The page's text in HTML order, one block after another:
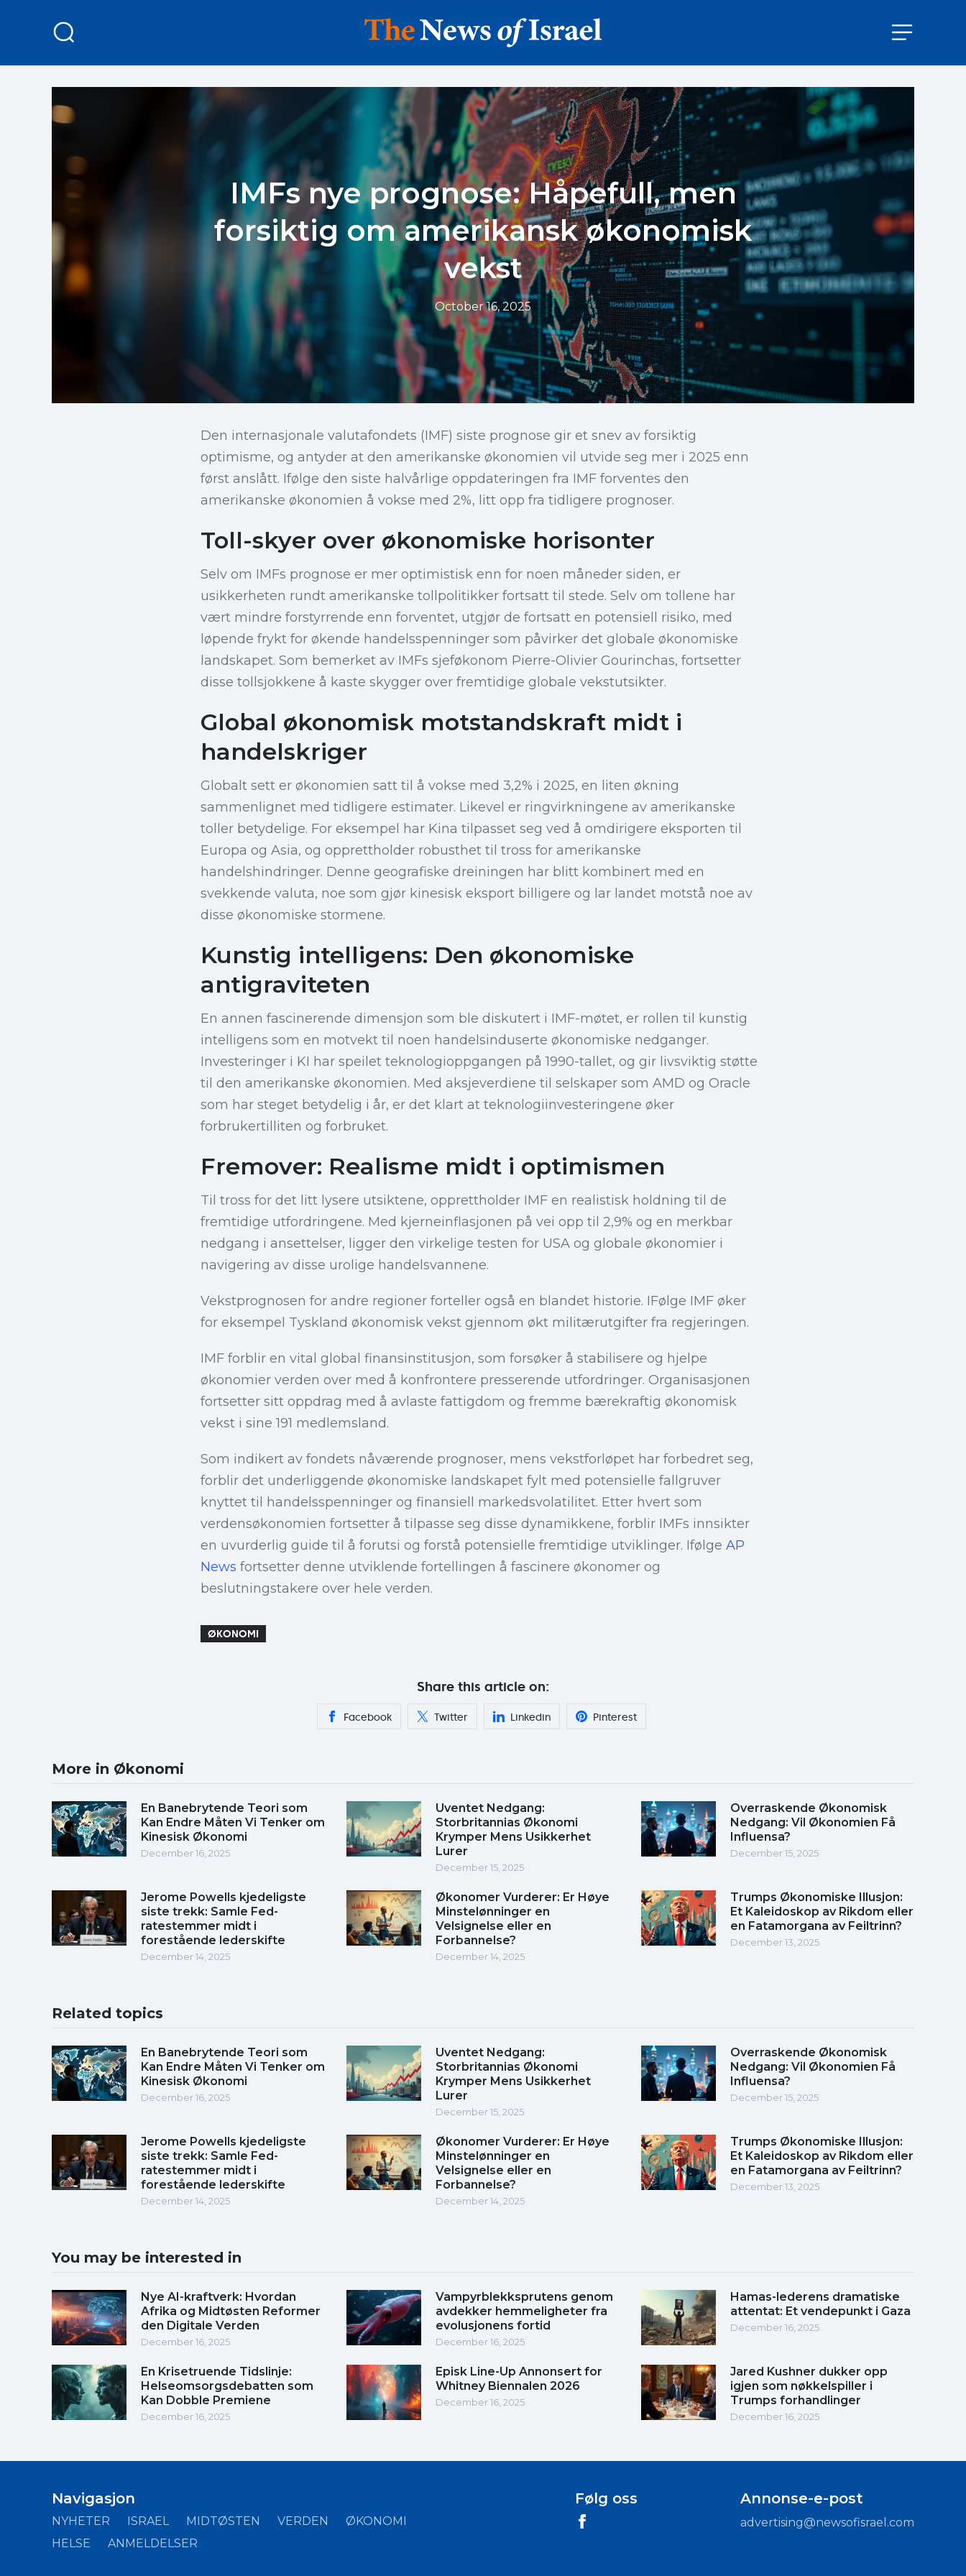
IMFs nye prognose: Håpefull, men
forsiktig om amerikansk økonomisk
vekst
October 16, 2025
Den internasjonale valutafondets (IMF) siste prognose gir et snev av forsiktig
optimisme, og antyder at den amerikanske økonomien vil utvide seg mer i 2025 enn
først anslått. Ifølge den siste halvårlige oppdateringen fra IMF forventes den
amerikanske økonomien å vokse med 2%, litt opp fra tidligere prognoser.
Toll-skyer over økonomiske horisonter
Selv om IMFs prognose er mer optimistisk enn for noen måneder siden, er
usikkerheten rundt amerikanske tollpolitikker fortsatt til stede. Selv om tollene har
vært mindre forstyrrende enn forventet, utgjør de fortsatt en potensiell risiko, med
løpende frykt for økende handelsspenninger som påvirker det globale økonomiske
landskapet. Som bemerket av IMFs sjeføkonom Pierre-Olivier Gourinchas, fortsetter
disse tollsjokkene å kaste skygger over fremtidige globale vekstutsikter.
Global økonomisk motstandskraft midt i
handelskriger
Globalt sett er økonomien satt til å vokse med 3,2% i 2025, en liten økning
sammenlignet med tidligere estimater. Likevel er ringvirkningene av amerikanske
toller betydelige. For eksempel har Kina tilpasset seg ved å omdirigere eksporten til
Europa og Asia, og opprettholder robusthet til tross for amerikanske
handelshindringer. Denne geografiske dreiningen har blitt kombinert med en
svekkende valuta, noe som gjør kinesisk eksport billigere og lar landet motstå noe av
disse økonomiske stormene.
Kunstig intelligens: Den økonomiske
antigraviteten
En annen fascinerende dimensjon som ble diskutert i IMF-møtet, er rollen til kunstig
intelligens som en motvekt til noen handelsinduserte økonomiske nedganger.
Investeringer i KI har speilet teknologioppgangen på 1990-tallet, og gir livsviktig støtte
til den amerikanske økonomien. Med aksjeverdiene til selskaper som AMD og Oracle
som har steget betydelig i år, er det klart at teknologiinvesteringene øker
forbrukertilliten og forbruket.
Fremover: Realisme midt i optimismen
Til tross for det litt lysere utsiktene, opprettholder IMF en realistisk holdning til de
fremtidige utfordringene. Med kjerneinflasjonen på vei opp til 2,9% og en merkbar
nedgang i ansettelser, ligger den virkelige testen for USA og globale økonomier i
navigering av disse urolige handelsvannene.
Vekstprognosen for andre regioner forteller også en blandet historie. IFølge IMF øker
for eksempel Tyskland økonomisk vekst gjennom økt militærutgifter fra regjeringen.
IMF forblir en vital global finansinstitusjon, som forsøker å stabilisere og hjelpe
økonomier verden over med å konfrontere presserende utfordringer. Organisasjonen
fortsetter sitt oppdrag med å avlaste fattigdom og fremme bærekraftig økonomisk
vekst i sine 191 medlemsland.
Som indikert av fondets nåværende prognoser, mens vekstforløpet har forbedret seg,
forblir det underliggende økonomiske landskapet fylt med potensielle fallgruver
knyttet til handelsspenninger og finansiell markedsvolatilitet. Etter hvert som
verdensøkonomien fortsetter å tilpasse seg disse dynamikkene, forblir IMFs innsikter
en uvurderlig guide til å forutsi og forstå potensielle fremtidige utviklinger. Ifølge AP
News fortsetter denne utviklende fortellingen å fascinere økonomer og
beslutningstakere over hele verden.
ØKONOMI
Share this article on:
Facebook Twitter Linkedin Pinterest
More in Økonomi
En Banebrytende Teori som
Kan Endre Måten Vi Tenker om
Kinesisk Økonomi
December 16, 2025
Uventet Nedgang:
Storbritannias Økonomi
Krymper Mens Usikkerhet
Lurer
December 15, 2025
Overraskende Økonomisk
Nedgang: Vil Økonomien Få
Influensa?
December 15, 2025
Jerome Powells kjedeligste
siste trekk: Samle Fed-
ratestemmer midt i
forestående lederskifte
December 14, 2025
Økonomer Vurderer: Er Høye
Minstelønninger en
Velsignelse eller en
Forbannelse?
December 14, 2025
Trumps Økonomiske Illusjon:
Et Kaleidoskop av Rikdom eller
en Fatamorgana av Feiltrinn?
December 13, 2025
Related topics
En Banebrytende Teori som
Kan Endre Måten Vi Tenker om
Kinesisk Økonomi
December 16, 2025
Uventet Nedgang:
Storbritannias Økonomi
Krymper Mens Usikkerhet
Lurer
December 15, 2025
Overraskende Økonomisk
Nedgang: Vil Økonomien Få
Influensa?
December 15, 2025
Jerome Powells kjedeligste
siste trekk: Samle Fed-
ratestemmer midt i
forestående lederskifte
December 14, 2025
Økonomer Vurderer: Er Høye
Minstelønninger en
Velsignelse eller en
Forbannelse?
December 14, 2025
Trumps Økonomiske Illusjon:
Et Kaleidoskop av Rikdom eller
en Fatamorgana av Feiltrinn?
December 13, 2025
You may be interested in
Nye AI-kraftverk: Hvordan
Afrika og Midtøsten Reformer
den Digitale Verden
December 16, 2025
Vampyrblekksprutens genom
avdekker hemmeligheter fra
evolusjonens fortid
December 16, 2025
Hamas-lederens dramatiske
attentat: Et vendepunkt i Gaza
December 16, 2025
En Krisetruende Tidslinje:
Helseomsorgsdebatten som
Kan Dobble Premiene
December 16, 2025
Episk Line-Up Annonsert for
Whitney Biennalen 2026
December 16, 2025
Jared Kushner dukker opp
igjen som nøkkelspiller i
Trumps forhandlinger
December 16, 2025
Navigasjon
NYHETER ISRAEL MIDTØSTEN VERDEN
ØKONOMI
HELSE
ANMELDELSER
Følg oss Annonse-e-post
advertising@newsofisrael.com